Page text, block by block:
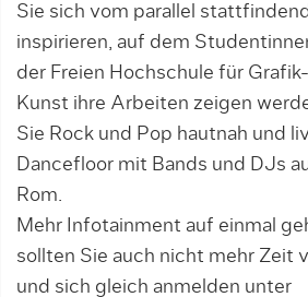
Sie sich vom parallel
inspirieren, auf dem
der Freien Hochschule für
Kunst ihre Arbeiten zeigen
Sie Rock und Pop hautnah und
Dancefloor mit Bands und DJs
Rom.
Mehr Infotainment auf einmal
sollten Sie auch nicht mehr Zeit
und sich gleich anmelden unter